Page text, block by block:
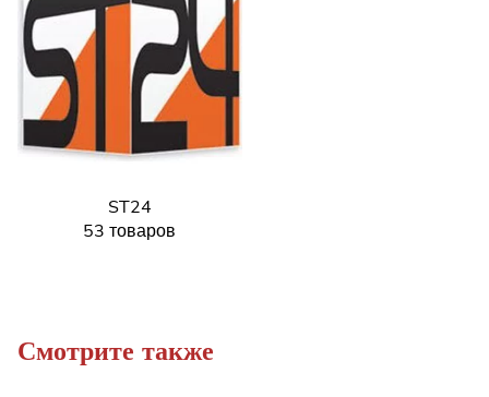
ST24
53 товаров
Смотрите также